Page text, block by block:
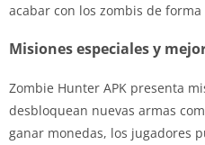
acabar con los zombis de forma
Misiones especiales y
Zombie Hunter APK presenta
desbloquean nuevas armas
ganar monedas, los jugadores